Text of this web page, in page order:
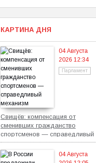
КАРТИНА ДНЯ
04 Августа
2026 12:34
Парламент
Свищёв: компенсация от
сменивших гражданство
спортсменов — справедливый
механизм
04 Августа